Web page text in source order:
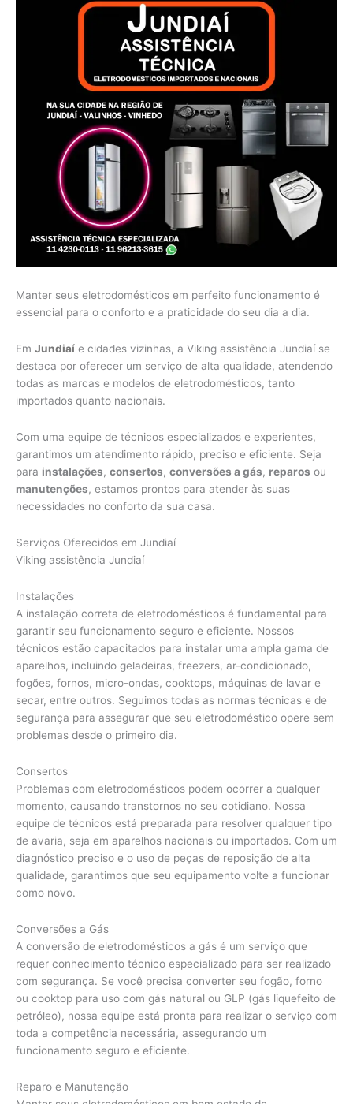
Manter seus eletrodomésticos em perfeito funcionamento é
essencial para o conforto e a praticidade do seu dia a dia.
Em Jundiaí e cidades vizinhas, a Viking assistência Jundiaí se
destaca por oferecer um serviço de alta qualidade, atendendo
todas as marcas e modelos de eletrodomésticos, tanto
importados quanto nacionais.
Com uma equipe de técnicos especializados e experientes,
garantimos um atendimento rápido, preciso e eficiente. Seja
para instalações, consertos, conversões a gás, reparos ou
manutenções, estamos prontos para atender às suas
necessidades no conforto da sua casa.
Serviços Oferecidos em Jundiaí
Viking assistência Jundiaí
Instalações
A instalação correta de eletrodomésticos é fundamental para
garantir seu funcionamento seguro e eficiente. Nossos
técnicos estão capacitados para instalar uma ampla gama de
aparelhos, incluindo geladeiras, freezers, ar-condicionado,
fogões, fornos, micro-ondas, cooktops, máquinas de lavar e
secar, entre outros. Seguimos todas as normas técnicas e de
segurança para assegurar que seu eletrodoméstico opere sem
problemas desde o primeiro dia.
Consertos
Problemas com eletrodomésticos podem ocorrer a qualquer
momento, causando transtornos no seu cotidiano. Nossa
equipe de técnicos está preparada para resolver qualquer tipo
de avaria, seja em aparelhos nacionais ou importados. Com um
diagnóstico preciso e o uso de peças de reposição de alta
qualidade, garantimos que seu equipamento volte a funcionar
como novo.
Conversões a Gás
A conversão de eletrodomésticos a gás é um serviço que
requer conhecimento técnico especializado para ser realizado
com segurança. Se você precisa converter seu fogão, forno
ou cooktop para uso com gás natural ou GLP (gás liquefeito de
petróleo), nossa equipe está pronta para realizar o serviço com
toda a competência necessária, assegurando um
funcionamento seguro e eficiente.
Reparo e Manutenção